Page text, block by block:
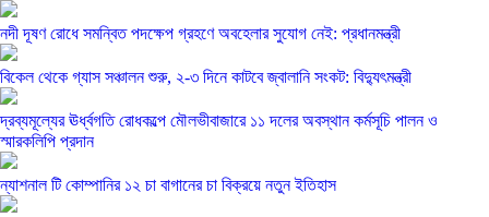
নদী দূষণ রোধে সমন্বিত পদক্ষেপ গ্রহণে অবহেলার সুযোগ নেই: প্রধানমন্ত্রী
বিকেল থেকে গ্যাস সঞ্চালন শুরু, ২-৩ দিনে কাটবে জ্বালানি সংকট: বিদ্যুৎমন্ত্রী
দ্রব্যমূল্যের ঊর্ধ্বগতি রোধকল্পে মৌলভীবাজারে ১১ দলের অবস্থান কর্মসূচি পালন ও
স্মারকলিপি প্রদান
ন্যাশনাল টি কোম্পানির ১২ চা বাগানের চা বিক্রয়ে নতুন ইতিহাস